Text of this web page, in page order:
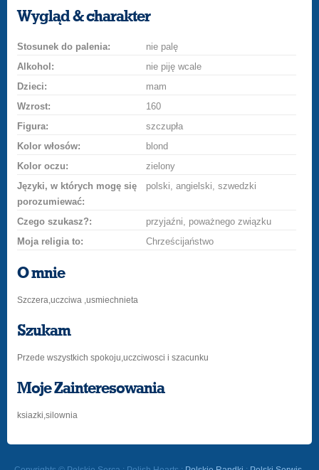
uśmiech
buziakasamochodem
szampana
drinka
różę
Wygląd & charakter
Stosunek do palenia:
nie palę
Alkohol:
nie piję wcale
Dzieci:
mam
Wzrost:
160
Figura:
szczupła
Kolor włosów:
blond
Kolor oczu:
zielony
Języki, w których mogę się
porozumiewać:
polski, angielski, szwedzki
Czego szukasz?:
przyjaźni, poważnego związku
Moja religia to:
Chrześcijaństwo
O mnie
Szczera,uczciwa ,usmiechnieta
Szukam
Przede wszystkich spokoju,uczciwosci i szacunku
Moje Zainteresowania
ksiazki,silownia